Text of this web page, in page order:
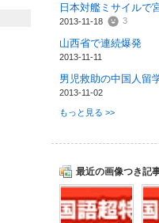
日本対艦ミサイルで
2013-11-18 3
山西省で連続爆発
2013-11-11
男児救助の中国人留
2013-11-02
もっと見る >>
最近の画像つき記